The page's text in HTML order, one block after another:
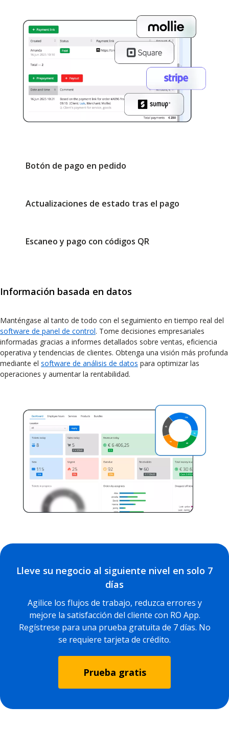
Botón de pago en pedido
Actualizaciones de estado tras el pago
Escaneo y pago con códigos QR
Información basada en datos
Manténgase al tanto de todo con el seguimiento en tiempo real del
software de panel de control. Tome decisiones empresariales
informadas gracias a informes detallados sobre ventas, eficiencia
operativa y tendencias de clientes. Obtenga una visión más profunda
mediante el software de análisis de datos para optimizar las
operaciones y aumentar la rentabilidad.
Lleve su negocio al siguiente nivel en solo 7
días
Agilice los flujos de trabajo, reduzca errores y
mejore la satisfacción del cliente con RO App.
Regístrese para una prueba gratuita de 7 días. No
se requiere tarjeta de crédito.
Prueba gratis